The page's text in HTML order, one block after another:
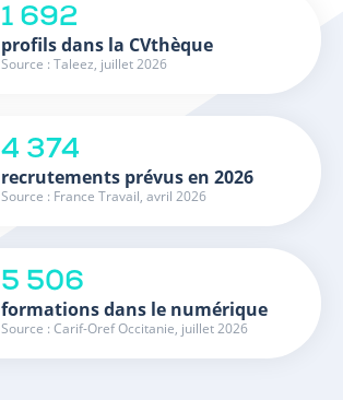
1 692
profils dans la CVthèque
Source : Taleez, juillet 2026
4 374
recrutements prévus en 2026
Source : France Travail, avril 2026
5 506
formations dans le numérique
Source : Carif-Oref Occitanie, juillet 2026